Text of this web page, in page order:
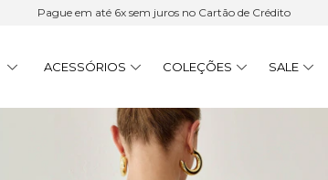
Pague em até 6x sem juros no Cartão de Crédito
ACESSÓRIOS COLEÇÕES SALE